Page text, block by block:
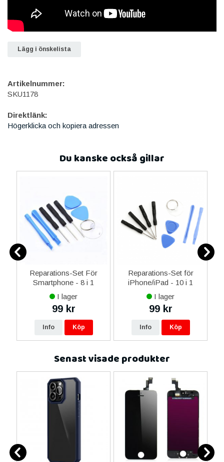
Lägg i önskelista
Artikelnummer:
SKU1178
Direktlänk:
Högerklicka och kopiera adressen
Du kanske också gillar
Reparations-Set För
Smartphone - 8 i 1
I lager
99 kr
Info Köp
Reparations-Set för
iPhone/iPad - 10 i 1
I lager
99 kr
Info Köp
Senast visade produkter